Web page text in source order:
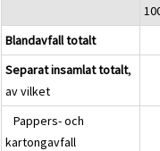
Blandavfall totalt
Separat insamlat totalt,
av vilket
Pappers- och
kartongavfall